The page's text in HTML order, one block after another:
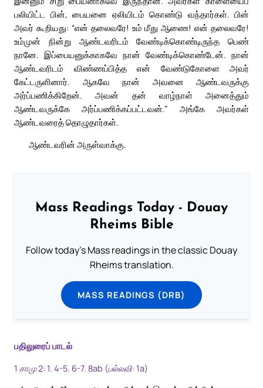
பலியிட்ட பின், பையனை ஏலியிடம் கொண்டு வந்தார்கள். பின்
அவர் கூறியது: “என் தலைவரே! உம் மீது ஆணை! என் தலைவரே!
உம்முன் நின்று ஆண்டவரிடம் வேண்டிக்கொண்டிருந்த பெண்
நானே. இப்பையனுக்காகவே நான் வேண்டிக்கொண்டேன். நான்
ஆண்டவரிடம் விண்ணப்பித்த என் வேண்டுகோளை அவர்
கேட்டருளினார். ஆகவே நான் அவனை ஆண்டவருக்கு
அர்ப்பணிக்கிறேன். அவன் தன் வாழ்நாள் அனைத்தும்
ஆண்டவருக்கே அர்ப்பணிக்கப்பட்டவன்.” அங்கே அவர்கள்
ஆண்டவரைத் தொழுதார்கள்.
ஆண்டவரின் அருள்வாக்கு.
Mass Readings Today - Douay
Rheims Bible
Follow today's Mass readings in the classic Douay
Rheims translation.
MASS READINGS (DRB)
பதிலுரைப் பாடல்
1 சாமு 2: 1. 4-5. 6-7. 8ab (பல்லவி: 1a)